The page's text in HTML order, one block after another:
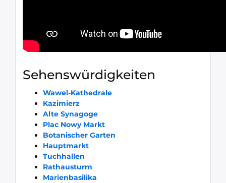
Sehenswürdigkeiten
Wawel-Kathedrale
Kazimierz
Alte Synagoge
Plac Nowy Markt
Botanischer Garten
Hauptmarkt
Tuchhallen
Rathausturm
Marienbasilika